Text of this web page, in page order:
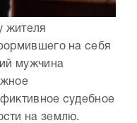
жителя
на себя
мужчина
судебное
на землю.